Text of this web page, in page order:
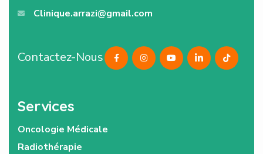
Clinique.arrazi@gmail.com
Contactez-Nous
Services
Oncologie Médicale
Radiothérapie